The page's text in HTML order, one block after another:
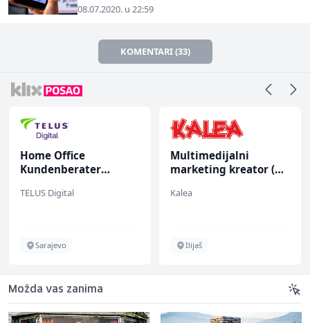
08.07.2020. u 22:59
KOMENTARI (33)
Home Office
Kundenberater
renommiertes
TELUS Digital
Sarajevo
Multimedijalni
marketing kreator (m/
Kalea
Ilijaš
Možda vas zanima